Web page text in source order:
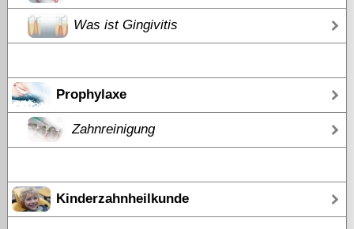
Was ist Gingivitis
Prophylaxe
Zahnreinigung
Kinderzahnheilkunde